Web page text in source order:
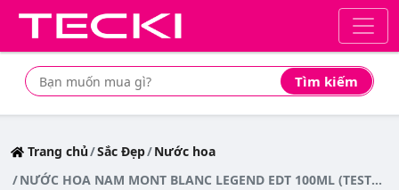
Tìm kiếm
Tìm mua sản phẩm giá rẻ nhất
Trang chủ Sắc Đẹp Nước hoa
NƯỚC HOA NAM MONT BLANC LEGEND EDT 100ML (TESTER)